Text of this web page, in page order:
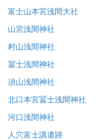
富士山本宮浅間大社
山宮浅間神社
村山浅間神社
冨士浅間神社
須山浅間神社
北口本宮冨士浅間神社
河口浅間神社
人穴富士講遺跡